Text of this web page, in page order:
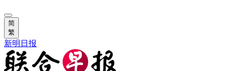
简
繁
新明日报